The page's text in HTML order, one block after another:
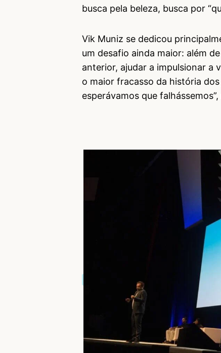
busca pela beleza, busca por
Vik Muniz se dedicou
um desafio ainda maior: além
anterior, ajudar a impulsionar a
o maior fracasso da história
esperávamos que